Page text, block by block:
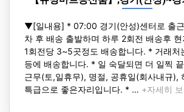
▼[일내용] * 07:00 경기(안성)센터로 출
차 후 배송 출발하며 하루 2회전 배송후
1회전당 3~5곳정도 배송합니다. * 거래처
등에 배송합니다. * 일 숙달되면 더 일찍
근무(토,일휴무), 명절, 공휴일(회사내규),
특급으로 좋은자리입니다. * … +자세히